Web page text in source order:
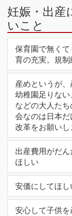
妊娠・出産
いこと
保育園で無く
育の充実。規制
産めというが
幼稚園足りない
などの大人た
会なのは日本
改革をお願いし
出産費用がだ
ほしい
安価にしてほし
安心して子供を